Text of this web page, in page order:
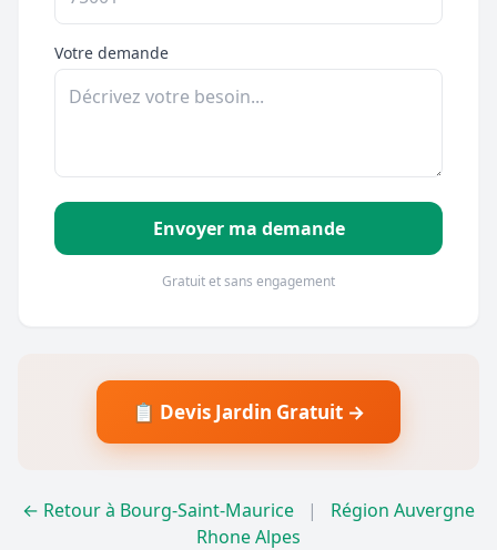
Votre demande
Envoyer ma demande
Gratuit et sans engagement
📋 Devis Jardin Gratuit →
← Retour à Bourg-Saint-Maurice |
Région Auvergne
Rhone Alpes